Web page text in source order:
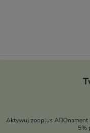
Aktywuj zooplus ABOnament
5%